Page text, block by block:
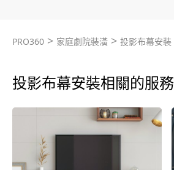
PRO360 > 家庭劇院裝潢 > 投影布幕安裝
投影布幕安裝相關的服務